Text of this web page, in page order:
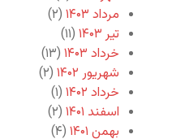
مرداد ۱۴۰۳
(۲)
تیر ۱۴۰۳
(۱۱)
خرداد ۱۴۰۳
(۱۳)
شهریور ۱۴۰۲
(۲)
خرداد ۱۴۰۲
(۱)
اسفند ۱۴۰۱
(۲)
بهمن ۱۴۰۱
(۴)